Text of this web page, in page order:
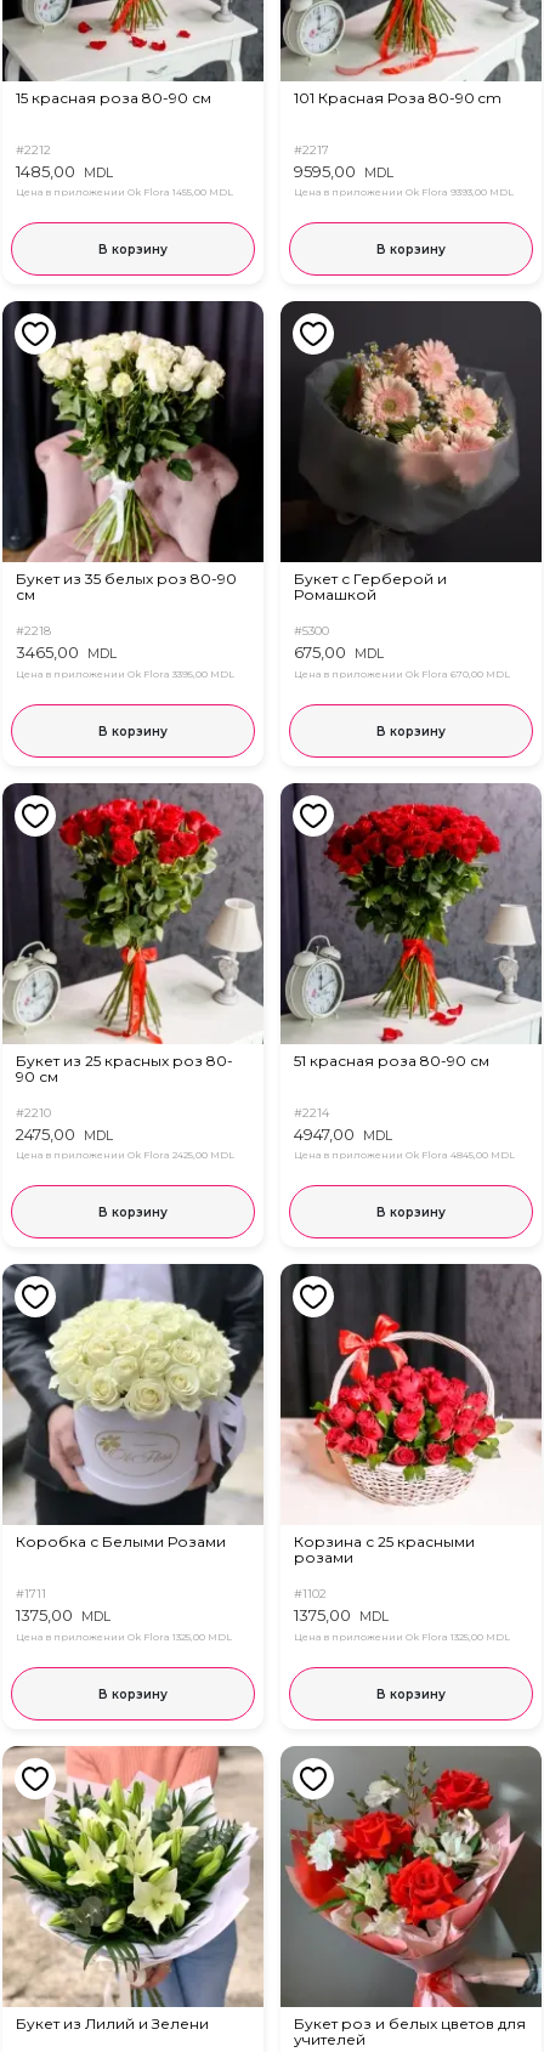
15 красная роза 80-90 см
#2212
1485,00 MDL
Цена в приложении Ok Flora 1455,00 MDL
В корзину
101 Красная Роза 80-90 cm
#2217
9595,00 MDL
Цена в приложении Ok Flora 9393,00 MDL
В корзину
Букет из 35 белых роз 80-90
см
#2218
3465,00 MDL
Цена в приложении Ok Flora 3395,00 MDL
В корзину
Букет с Герберой и
Ромашкой
#5300
675,00 MDL
Цена в приложении Ok Flora 670,00 MDL
В корзину
Букет из 25 красных роз 80-
90 см
#2210
2475,00 MDL
Цена в приложении Ok Flora 2425,00 MDL
В корзину
51 красная роза 80-90 см
#2214
4947,00 MDL
Цена в приложении Ok Flora 4845,00 MDL
В корзину
Коробка с Белыми Розами
#1711
1375,00 MDL
Цена в приложении Ok Flora 1325,00 MDL
В корзину
Корзина с 25 красными
розами
#1102
1375,00 MDL
Цена в приложении Ok Flora 1325,00 MDL
В корзину
Букет из Лилий и Зелени
Букет роз и белых цветов для
учителей